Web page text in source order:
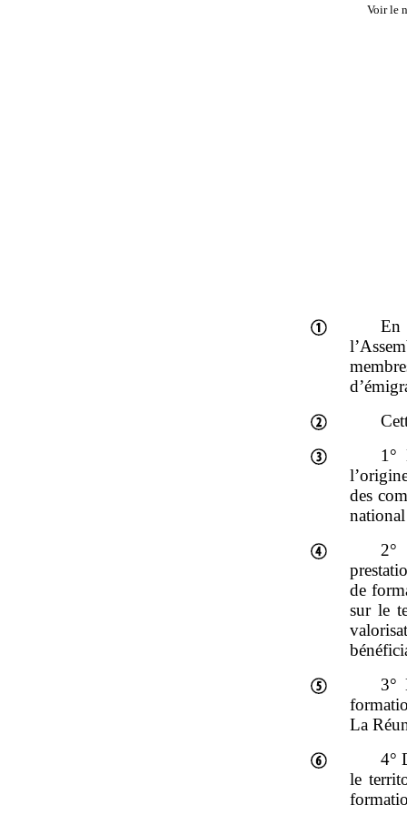
Voir le
1°
des
2°
de
sur le
3°
La
4°
le